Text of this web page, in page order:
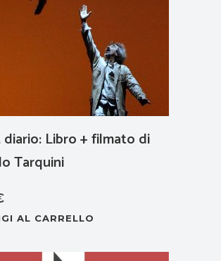
diario: Libro + filmato di
Tarquini
AL CARRELLO